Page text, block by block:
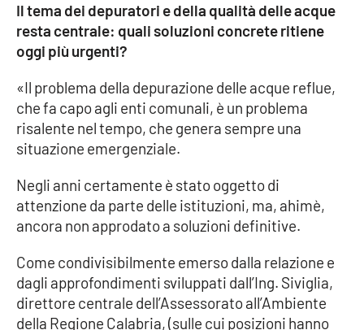
Il tema dei depuratori e della qualità delle acque
resta centrale: quali soluzioni concrete ritiene
oggi più urgenti?
«Il problema della depurazione delle acque reflue,
che fa capo agli enti comunali, è un problema
risalente nel tempo, che genera sempre una
situazione emergenziale.
Negli anni certamente è stato oggetto di
attenzione da parte delle istituzioni, ma, ahimè,
ancora non approdato a soluzioni definitive.
Come condivisibilmente emerso dalla relazione e
dagli approfondimenti sviluppati dall’Ing. Siviglia,
direttore centrale dell’Assessorato all’Ambiente
della Regione Calabria, (sulle cui posizioni hanno